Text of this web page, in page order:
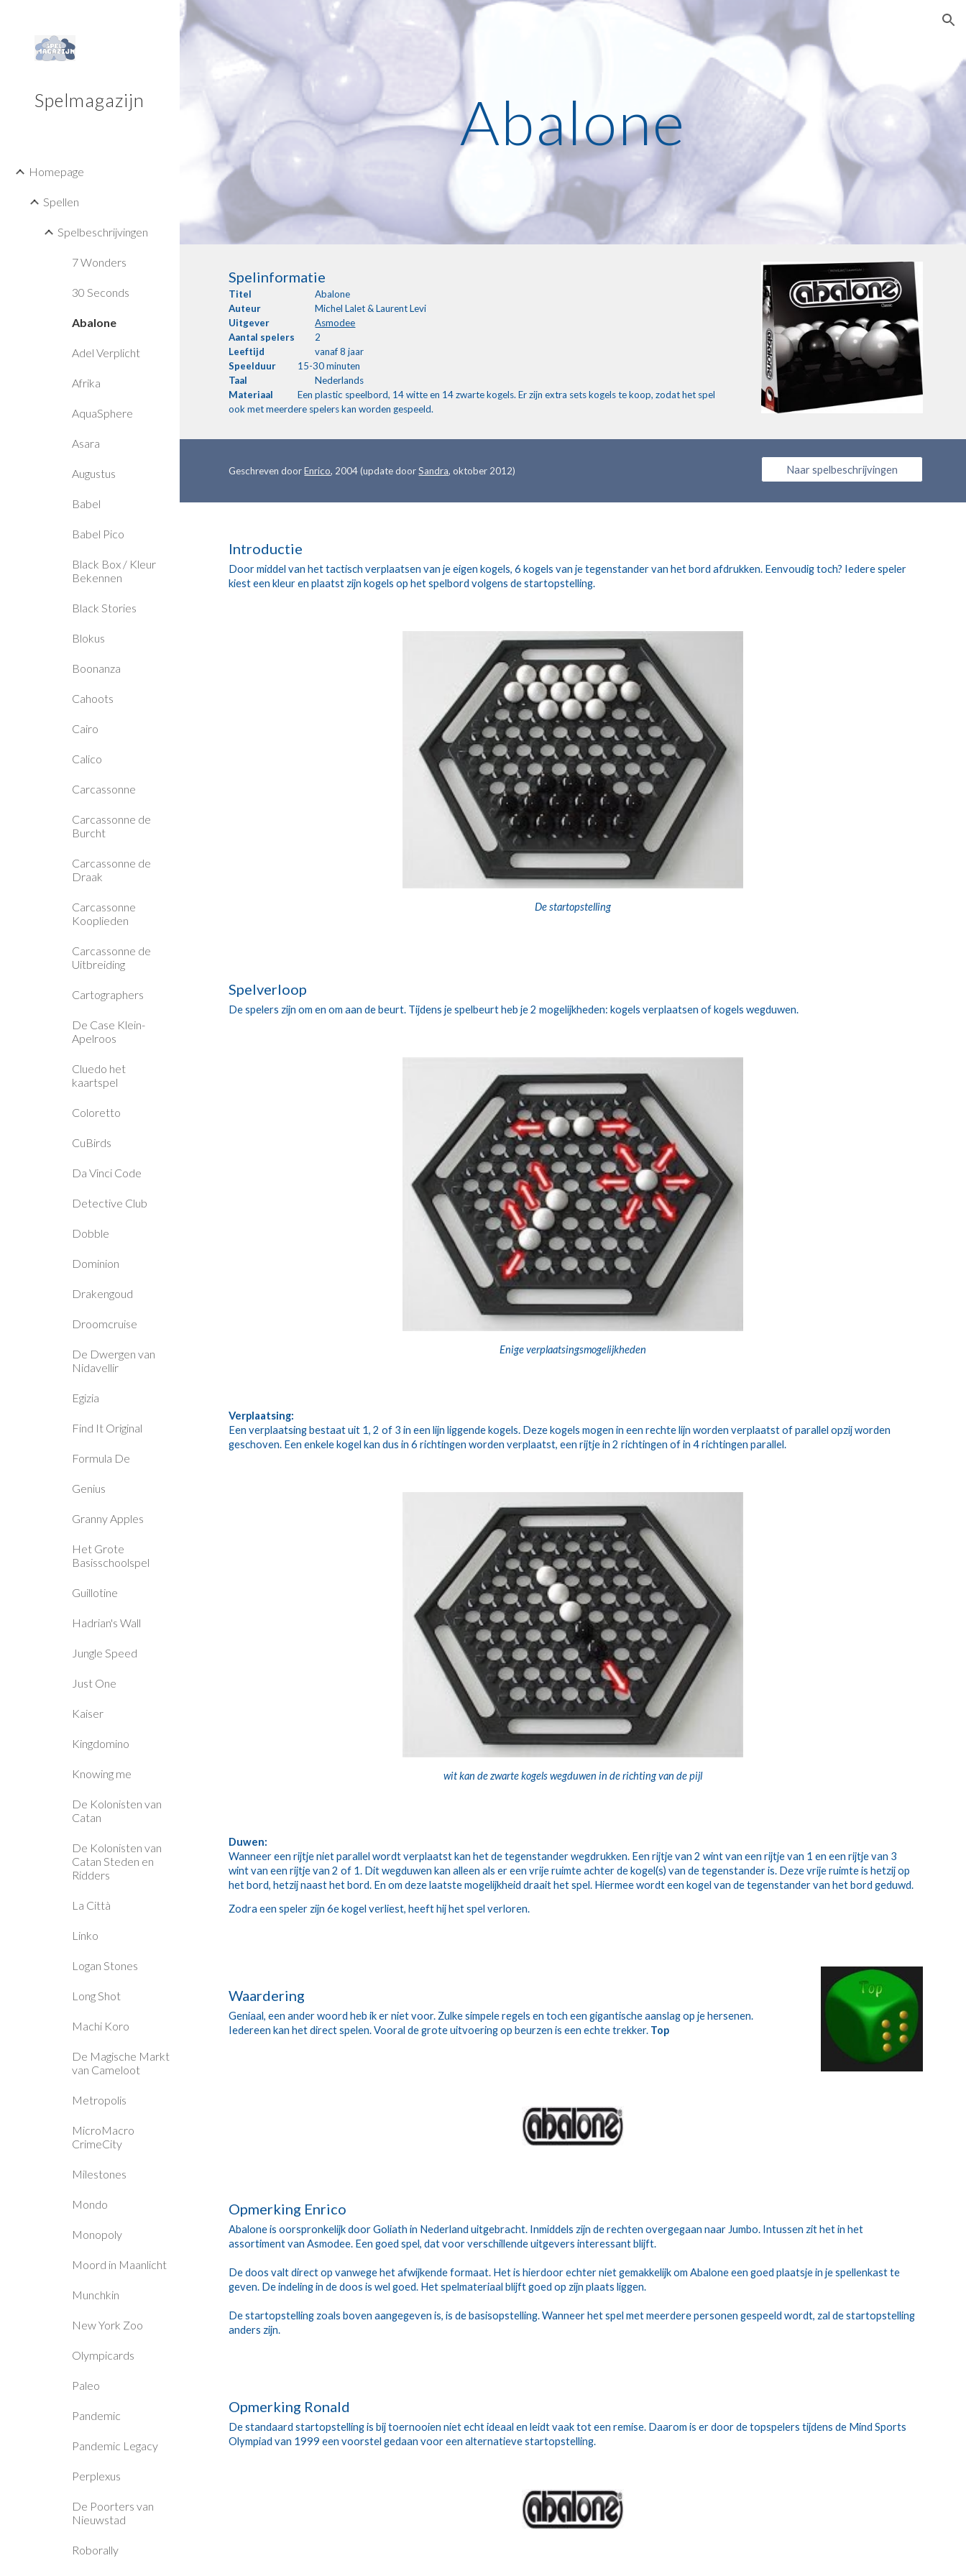
Skip to main content
Spelmagazijn
Homepage
Spellen
Spelbeschrijvingen
7 Wonders
30 Seconds
Abalone
Adel Verplicht
Afrika
AquaSphere
Asara
Augustus
Babel
Babel Pico
Black Box / Kleur
Bekennen
Black Stories
Blokus
Boonanza
Cahoots
Cairo
Calico
Carcassonne
Carcassonne de
Burcht
Carcassonne de
Draak
Carcassonne
Kooplieden
Carcassonne de
Uitbreiding
Cartographers
De Case Klein-
Apelroos
Cluedo het
kaartspel
Coloretto
CuBirds
Da Vinci Code
Detective Club
Dobble
Dominion
Drakengoud
Droomcruise
De Dwergen van
Nidavellir
Egizia
Find It Original
Formula De
Genius
Granny Apples
Het Grote
Basisschoolspel
Guillotine
Hadrian's Wall
Jungle Speed
Just One
Kaiser
Kingdomino
Knowing me
De Kolonisten van
Catan
De Kolonisten van
Catan Steden en
Ridders
La Città
Linko
Logan Stones
Long Shot
Machi Koro
De Magische Markt
van Cameloot
Metropolis
MicroMacro
CrimeCity
Milestones
Mondo
Monopoly
Moord in Maanlicht
Munchkin
New York Zoo
Olympicards
Paleo
Pandemic
Pandemic Legacy
Perplexus
De Poorters van
Nieuwstad
Roborally
Abalone
Spelinformatie
Titel
Abalone
Auteur
Michel Lalet & Laurent Levi
Uitgever
Asmodee
Aantal spelers
2
Leeftijd
vanaf 8 jaar
Speelduur
15-30 minuten
Taal
Nederlands
Materiaal
Een plastic speelbord, 14 witte en 14 zwarte kogels. Er zijn extra sets kogels te koop, zodat het spel
ook met meerdere spelers kan worden gespeeld.
Geschreven door Enrico, 2004 (update door Sandra, oktober 2012) Naar spelbeschrijvingen
Introductie
Door middel van het tactisch verplaatsen van je eigen kogels, 6 kogels van je tegenstander van het bord afdrukken. Eenvoudig toch? Iedere speler
kiest een kleur en plaatst zijn kogels op het spelbord volgens de startopstelling.
De startopstelling
Spelverloop
De spelers zijn om en om aan de beurt. Tijdens je spelbeurt heb je 2 mogelijkheden: kogels verplaatsen of kogels wegduwen.
Enige verplaatsingsmogelijkheden
Verplaatsing:
Een verplaatsing bestaat uit 1, 2 of 3 in een lijn liggende kogels. Deze kogels mogen in een rechte lijn worden verplaatst of parallel opzij worden
geschoven. Een enkele kogel kan dus in 6 richtingen worden verplaatst, een rijtje in 2 richtingen of in 4 richtingen parallel.
wit kan de zwarte kogels wegduwen in de richting van de pijl
Duwen:
Wanneer een rijtje niet parallel wordt verplaatst kan het de tegenstander wegdrukken. Een rijtje van 2 wint van een rijtje van 1 en een rijtje van 3
wint van een rijtje van 2 of 1. Dit wegduwen kan alleen als er een vrije ruimte achter de kogel(s) van de tegenstander is. Deze vrije ruimte is hetzij op
het bord, hetzij naast het bord. En om deze laatste mogelijkheid draait het spel. Hiermee wordt een kogel van de tegenstander van het bord geduwd.
Zodra een speler zijn 6e kogel verliest, heeft hij het spel verloren.
Waardering
Geniaal, een ander woord heb ik er niet voor. Zulke simpele regels en toch een gigantische aanslag op je hersenen.
Iedereen kan het direct spelen. Vooral de grote uitvoering op beurzen is een echte trekker. Top
Opmerking Enrico
Abalone is oorspronkelijk door Goliath in Nederland uitgebracht. Inmiddels zijn de rechten overgegaan naar Jumbo. Intussen zit het in het
assortiment van Asmodee. Een goed spel, dat voor verschillende uitgevers interessant blijft.
De doos valt direct op vanwege het afwijkende formaat. Het is hierdoor echter niet gemakkelijk om Abalone een goed plaatsje in je spellenkast te
geven. De indeling in de doos is wel goed. Het spelmateriaal blijft goed op zijn plaats liggen.
De startopstelling zoals boven aangegeven is, is de basisopstelling. Wanneer het spel met meerdere personen gespeeld wordt, zal de startopstelling
anders zijn.
Opmerking Ronald
De standaard startopstelling is bij toernooien niet echt ideaal en leidt vaak tot een remise. Daarom is er door de topspelers tijdens de Mind Sports
Olympiad van 1999 een voorstel gedaan voor een alternatieve startopstelling.